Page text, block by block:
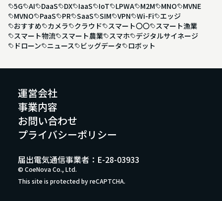
5G AI DaaS DX IaaS IoT LPWA M2M MNO
MVNE
MVNO
PaaS PR SaaS SIM VPN Wi-Fi
エッジ
おすすめ
カメラ クラウド スマート〇〇
スマート漁業
スマート物流
スマート農業 スマホ
デジタルサイネージ
ドローン
ニュース ビッグデータ ロボット
運営会社
事業内容
お問い合わせ
プライバシーポリシー
© CoeNova Co., Ltd.
This site is protected by reCAPTCHA.
届出電気通信事業者：E-28-03933